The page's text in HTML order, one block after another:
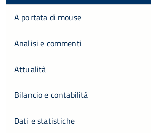
A portata di mouse
Analisi e commenti
Attualità
Bilancio e contabilità
Dati e statistiche